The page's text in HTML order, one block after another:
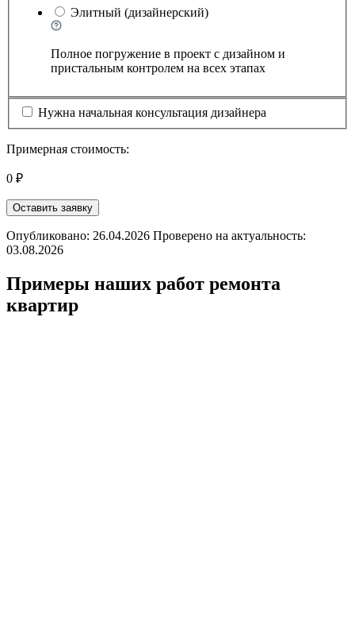
Элитный (дизайнерский)
Полное погружение в проект с дизайном и
пристальным контролем на всех этапах
Нужна начальная консультация дизайнера
Примерная стоимость:
0 ₽
Оставить заявку
Опубликовано: 26.04.2026 Проверено на актуальность:
03.08.2026
Примеры наших работ ремонта
квартир